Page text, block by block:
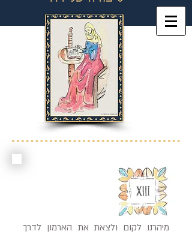
מיהרנו לקום ולצאת את הארמון לדרך